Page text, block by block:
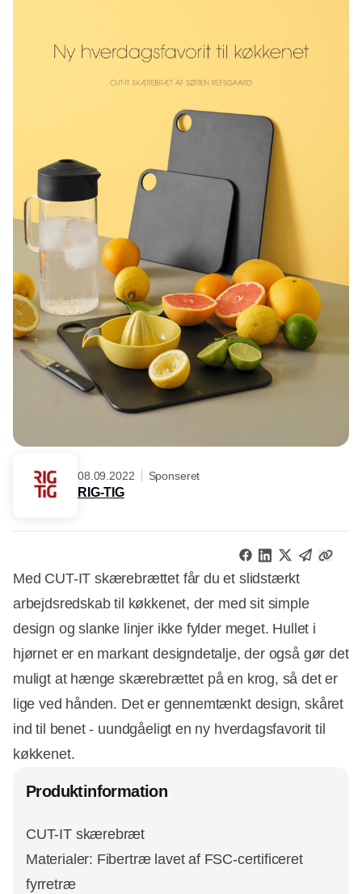
08.09.2022 Sponseret
RIG-TIG
Med CUT-IT skærebrættet får du et slidstærkt
arbejdsredskab til køkkenet, der med sit simple
design og slanke linjer ikke fylder meget. Hullet i
hjørnet er en markant designdetalje, der også gør det
muligt at hænge skærebrættet på en krog, så det er
lige ved hånden. Det er gennemtænkt design, skåret
ind til benet - uundgåeligt en ny hverdagsfavorit til
køkkenet.
Produktinformation
CUT-IT skærebræt
Materialer: Fibertræ lavet af FSC-certificeret
fyrretræ